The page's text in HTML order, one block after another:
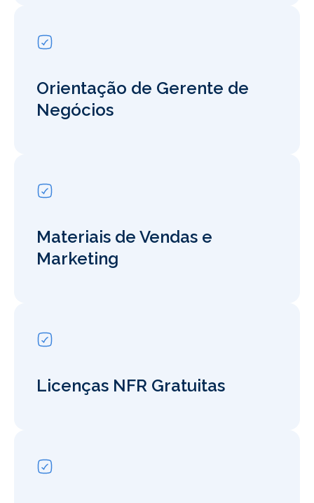
Orientação de Gerente de
Negócios
Materiais de Vendas e
Marketing
Licenças NFR Gratuitas